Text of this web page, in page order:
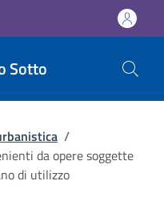
Sotto
/
da opere soggette
di utilizzo